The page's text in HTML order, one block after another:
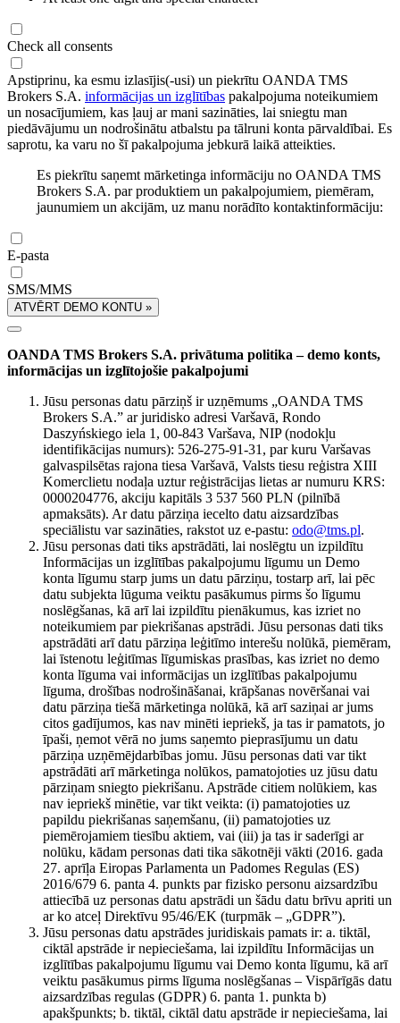
Check all consents
Apstiprinu, ka esmu izlasījis(-usi) un piekrītu OANDA TMS
Brokers S.A. informācijas un izglītības pakalpojuma noteikumiem
un nosacījumiem, kas ļauj ar mani sazināties, lai sniegtu man
piedāvājumu un nodrošinātu atbalstu pa tālruni konta pārvaldībai. Es
saprotu, ka varu no šī pakalpojuma jebkurā laikā atteikties.
Es piekrītu saņemt mārketinga informāciju no OANDA TMS
Brokers S.A. par produktiem un pakalpojumiem, piemēram,
jaunumiem un akcijām, uz manu norādīto kontaktinformāciju:
E-pasta
SMS/MMS
ATVĒRT DEMO KONTU »
OANDA TMS Brokers S.A. privātuma politika – demo konts,
informācijas un izglītojošie pakalpojumi
Jūsu personas datu pārziņš ir uzņēmums „OANDA TMS
Brokers S.A.” ar juridisko adresi Varšavā, Rondo
Daszyńskiego iela 1, 00-843 Varšava, NIP (nodokļu
identifikācijas numurs): 526-275-91-31, par kuru Varšavas
galvaspilsētas rajona tiesa Varšavā, Valsts tiesu reģistra XIII
Komerclietu nodaļa uztur reģistrācijas lietas ar numuru KRS:
0000204776, akciju kapitāls 3 537 560 PLN (pilnībā
apmaksāts). Ar datu pārziņa iecelto datu aizsardzības
speciālistu var sazināties, rakstot uz e-pastu: odo@tms.pl.
Jūsu personas dati tiks apstrādāti, lai noslēgtu un izpildītu
Informācijas un izglītības pakalpojumu līgumu un Demo
konta līgumu starp jums un datu pārziņu, tostarp arī, lai pēc
datu subjekta lūguma veiktu pasākumus pirms šo līgumu
noslēgšanas, kā arī lai izpildītu pienākumus, kas izriet no
noteikumiem par piekrišanas apstrādi. Jūsu personas dati tiks
apstrādāti arī datu pārziņa leģitīmo interešu nolūkā, piemēram,
lai īstenotu leģitīmas līgumiskas prasības, kas izriet no demo
konta līguma vai informācijas un izglītības pakalpojumu
līguma, drošības nodrošināšanai, krāpšanas novēršanai vai
datu pārziņa tiešā mārketinga nolūkā, kā arī saziņai ar jums
citos gadījumos, kas nav minēti iepriekš, ja tas ir pamatots, jo
īpaši, ņemot vērā no jums saņemto pieprasījumu un datu
pārziņa uzņēmējdarbības jomu. Jūsu personas dati var tikt
apstrādāti arī mārketinga nolūkos, pamatojoties uz jūsu datu
pārziņam sniegto piekrišanu. Apstrāde citiem nolūkiem, kas
nav iepriekš minētie, var tikt veikta: (i) pamatojoties uz
papildu piekrišanas saņemšanu, (ii) pamatojoties uz
piemērojamiem tiesību aktiem, vai (iii) ja tas ir saderīgi ar
nolūku, kādam personas dati tika sākotnēji vākti (2016. gada
27. aprīļa Eiropas Parlamenta un Padomes Regulas (ES)
2016/679 6. panta 4. punkts par fizisko personu aizsardzību
attiecībā uz personas datu apstrādi un šādu datu brīvu apriti un
ar ko atceļ Direktīvu 95/46/EK (turpmāk – „GDPR”).
Jūsu personas datu apstrādes juridiskais pamats ir: a. tiktāl,
ciktāl apstrāde ir nepieciešama, lai izpildītu Informācijas un
izglītības pakalpojumu līgumu vai Demo konta līgumu, kā arī
veiktu pasākumus pirms līguma noslēgšanas – Vispārīgās datu
aizsardzības regulas (GDPR) 6. panta 1. punkta b)
apakšpunkts; b. tiktāl, ciktāl datu apstrāde ir nepieciešama, lai